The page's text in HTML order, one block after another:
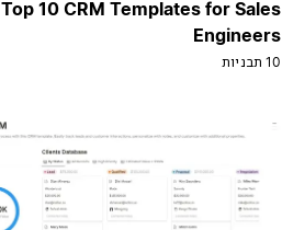
Top 10 CRM Templates for Sales
Engineers
10 תבניות